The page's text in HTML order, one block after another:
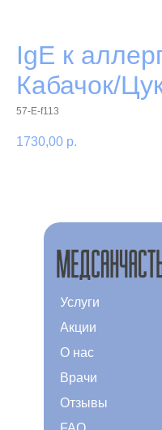
IgE к
Кабачок/
57-E-f113
1730,00 р.
Услуги
Акции
Врачи
О нас
Отзывы